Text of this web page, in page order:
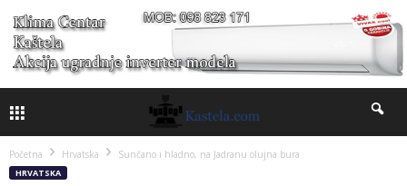
Početna Hrvatska Sunčano i hladno, na Jadranu olujna bura
HRVATSKA